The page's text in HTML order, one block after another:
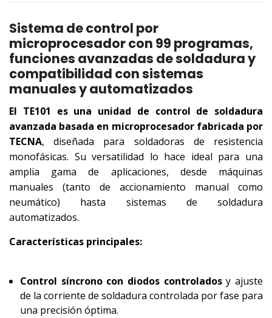
Sistema de control por
microprocesador con 99 programas,
funciones avanzadas de soldadura y
compatibilidad con sistemas
manuales y automatizados
El TE101 es una unidad de control de soldadura
avanzada basada en microprocesador fabricada por
TECNA, diseñada para soldadoras de resistencia
monofásicas. Su versatilidad lo hace ideal para una
amplia gama de aplicaciones, desde máquinas
manuales (tanto de accionamiento manual como
neumático) hasta sistemas de soldadura
automatizados.
Características principales:
Control síncrono con diodos controladosy ajuste
de la corriente de soldadura controlada por fase para
una precisión óptima.